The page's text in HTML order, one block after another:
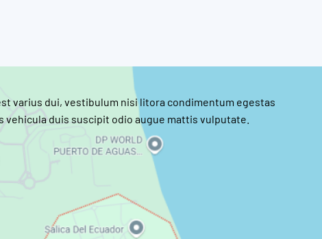
varius dui, vestibulum nisi litora condimentum egestas
duis suscipit odio augue mattis vulputate.